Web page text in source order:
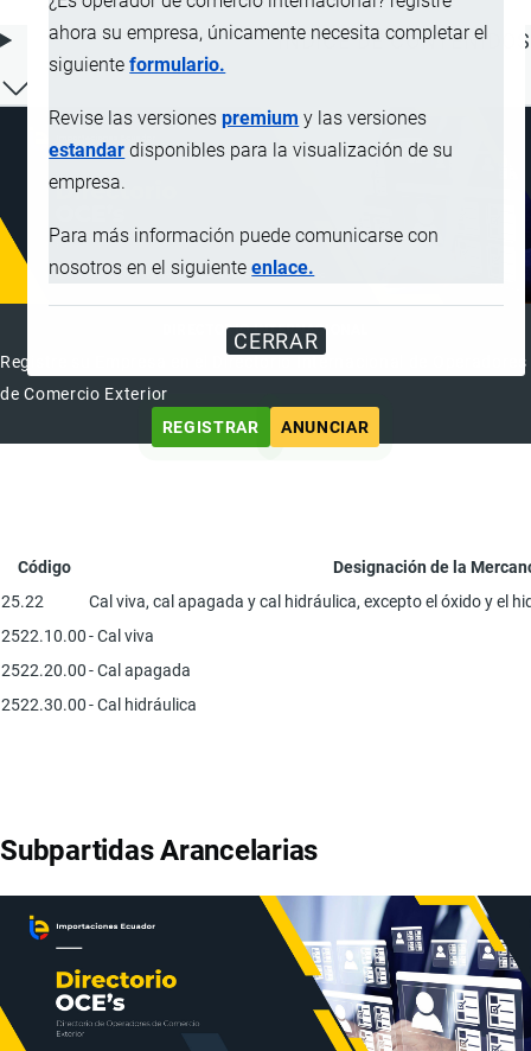
ahora su empresa, únicamente necesita completar el
siguienteformulario.
Revise las versionespremium y las versiones
estandar disponibles para la visualización de su
empresa.
Para más información puede comunicarse con
nosotros en el siguienteenlace.
CERRAR
ÍNDICE DE CONTENIDOS
DIRECTORIO INTERNACIONAL
Registre su Empresa en el Directorio Internacional de Operadores
de Comercio Exterior
REGISTRAR
ANUNCIAR
Código
Designación de la
25.22
Cal viva, cal apagada y cal hidráulica, excepto el óxido y el
2522.10.00- Cal viva
2522.20.00- Cal apagada
2522.30.00- Cal hidráulica
Subpartidas Arancelarias